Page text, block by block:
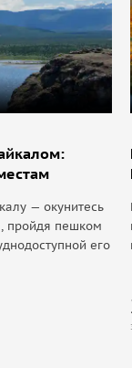
— окунитесь
пройдя пешком
его